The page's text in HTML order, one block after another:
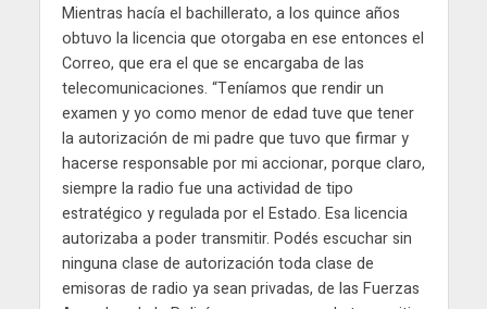
Mientras hacía el bachillerato, a los quince años
obtuvo la licencia que otorgaba en ese entonces el
Correo, que era el que se encargaba de las
telecomunicaciones. “Teníamos que rendir un
examen y yo como menor de edad tuve que tener
la autorización de mi padre que tuvo que firmar y
hacerse responsable por mi accionar, porque claro,
siempre la radio fue una actividad de tipo
estratégico y regulada por el Estado. Esa licencia
autorizaba a poder transmitir. Podés escuchar sin
ninguna clase de autorización toda clase de
emisoras de radio ya sean privadas, de las Fuerzas